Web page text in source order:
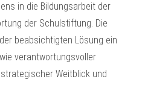
in die Bildungsarbeit der
der Schulstiftung. Die
beabsichtigten Lösung ein
verantwortungsvoller
Weitblick und